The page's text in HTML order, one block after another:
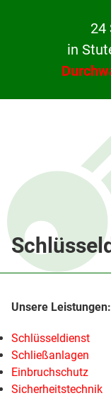
24
in
Schlüsseldienst
Schließanlagen
Einbruchschutz
Sicherheitstechnik